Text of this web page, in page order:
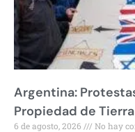
Argentina:
Propiedad de
6 de agosto, 2026 No hay